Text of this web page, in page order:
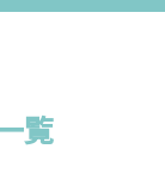
覧